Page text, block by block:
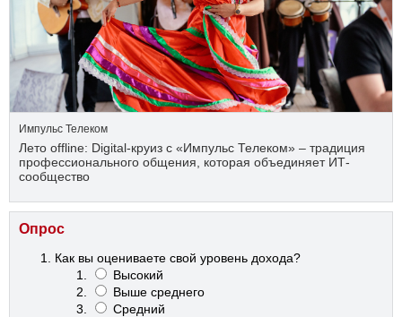
Импульс Телеком
Лето offline: Digital-круиз с «Импульс Телеком» – традиция
профессионального общения, которая объединяет ИТ-
сообщество
Опрос
Как вы оцениваете свой уровень дохода?
Высокий
Выше среднего
Средний